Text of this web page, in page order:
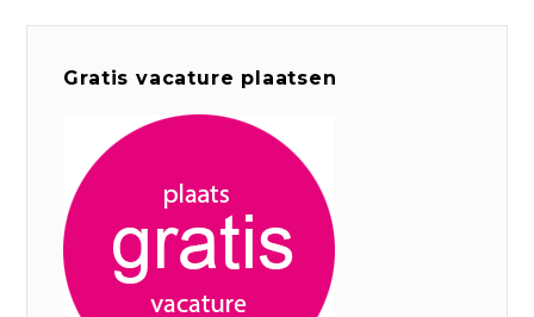
Gratis vacature plaatsen